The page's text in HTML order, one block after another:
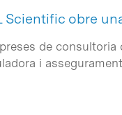
obre
de
i